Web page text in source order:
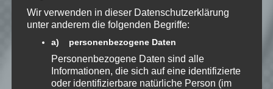
Benachrichtige mich über
nachfolgende Kommentare via E-
Mail.
Wir verwenden in dieser Datenschutzerklärung
unter anderem die folgenden Begriffe:
a) personenbezogene Daten
Personenbezogene Daten sind alle
Informationen, die sich auf eine identifizierte
oder identifizierbare natürliche Person (im